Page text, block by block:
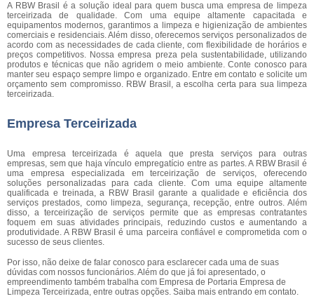
A RBW Brasil é a solução ideal para quem busca uma empresa de limpeza
terceirizada de qualidade. Com uma equipe altamente capacitada e
equipamentos modernos, garantimos a limpeza e higienização de ambientes
comerciais e residenciais. Além disso, oferecemos serviços personalizados de
acordo com as necessidades de cada cliente, com flexibilidade de horários e
preços competitivos. Nossa empresa preza pela sustentabilidade, utilizando
produtos e técnicas que não agridem o meio ambiente. Conte conosco para
manter seu espaço sempre limpo e organizado. Entre em contato e solicite um
orçamento sem compromisso. RBW Brasil, a escolha certa para sua limpeza
terceirizada.
Empresa Terceirizada
Uma empresa terceirizada é aquela que presta serviços para outras
empresas, sem que haja vínculo empregatício entre as partes. A RBW Brasil é
uma empresa especializada em terceirização de serviços, oferecendo
soluções personalizadas para cada cliente. Com uma equipe altamente
qualificada e treinada, a RBW Brasil garante a qualidade e eficiência dos
serviços prestados, como limpeza, segurança, recepção, entre outros. Além
disso, a terceirização de serviços permite que as empresas contratantes
foquem em suas atividades principais, reduzindo custos e aumentando a
produtividade. A RBW Brasil é uma parceira confiável e comprometida com o
sucesso de seus clientes.
Por isso, não deixe de falar conosco para esclarecer cada uma de suas
dúvidas com nossos funcionários. Além do que já foi apresentado, o
empreendimento também trabalha com Empresa de Portaria Empresa de
Limpeza Terceirizada, entre outras opções. Saiba mais entrando em contato.